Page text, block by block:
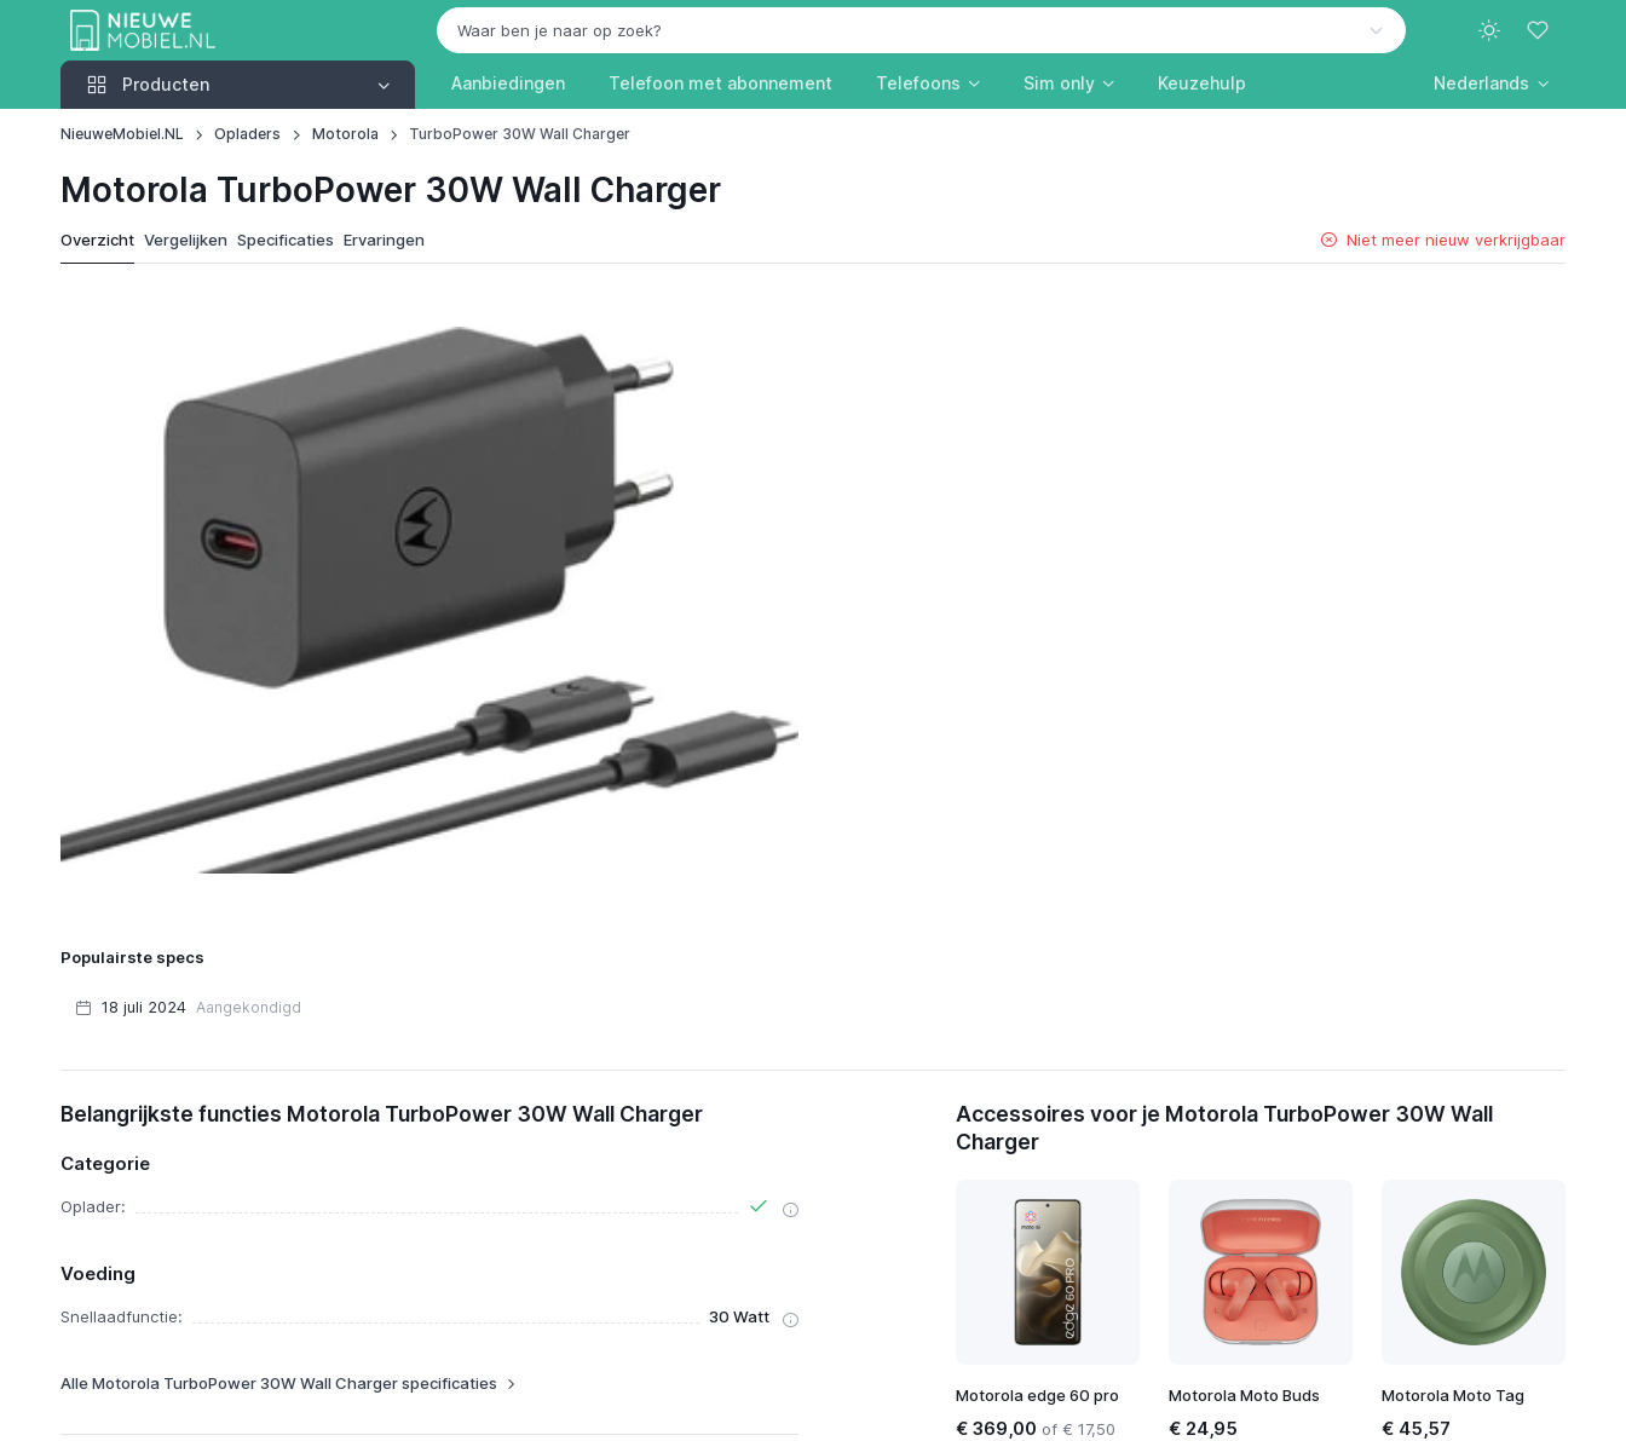
Producten
Producten Aanbiedingen Telefoon met abonnement Telefoons Sim only Keuzehulp Nederlands
NieuweMobiel.NL Opladers Motorola TurboPower 30W Wall Charger
Motorola TurboPower 30W Wall Charger
Overzicht Vergelijken Specificaties Ervaringen Niet meer nieuw verkrijgbaar
Populairste specs
18 juli 2024 Aangekondigd
Motorola TurboPower 30W Wall Charger Functies
Belangrijkste functies Motorola TurboPower 30W Wall Charger
Categorie
Oplader:
Voeding
Snellaadfunctie: 30 Watt
Alle Motorola TurboPower 30W Wall Charger specificaties
Accessoires voor je Motorola TurboPower 30W Wall
Charger
Motorola edge 60 pro
€ 369,00 of € 17,50
Motorola Moto Buds
€ 24,95
Motorola Moto Tag
€ 45,57